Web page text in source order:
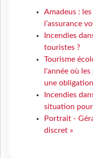
Amadeus :
l’assurance
Incendies
touristes ?
Tourisme
l'année où
une
Incendies
situation
Portrait -
discret »